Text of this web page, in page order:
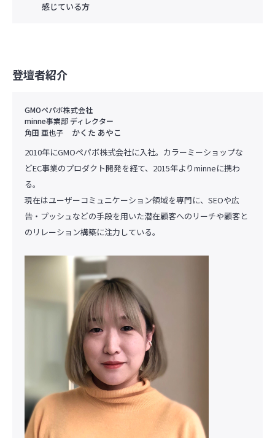
感じている方
登壇者紹介
GMOペパボ株式会社
minne事業部 ディレクター
角田 亜也子
かくた あやこ
2010年にGMOペパボ株式会社に入社。カラーミーショップな
どEC事業のプロダクト開発を経て、2015年よりminneに携わ
る。
現在はユーザーコミュニケーション領域を専門に、SEOや広
告・プッシュなどの手段を用いた潜在顧客へのリーチや顧客と
のリレーション構築に注力している。